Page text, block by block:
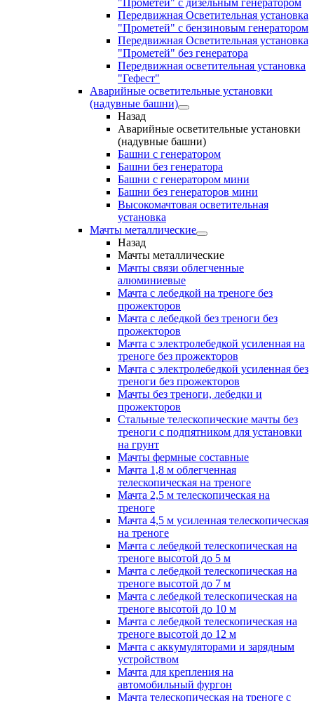
"Прометей" с дизельным генератором
Передвижная Осветительная установка
"Прометей" с бензиновым генератором
Передвижная Осветительная установка
"Прометей" без генератора
Передвижная осветительная установка
"Гефест"
Аварийные осветительные установки
(надувные башни)
Назад
Аварийные осветительные установки
(надувные башни)
Башни с генератором
Башни без генератора
Башни с генератором мини
Башни без генераторов мини
Высокомачтовая осветительная
установка
Мачты металлические
Назад
Мачты металлические
Мачты связи облегченные
алюминиевые
Мачта с лебедкой на треноге без
прожекторов
Мачта с лебедкой без треноги без
прожекторов
Мачта с электролебедкой усиленная на
треноге без прожекторов
Мачта с электролебедкой усиленная без
треноги без прожекторов
Мачты без треноги, лебедки и
прожекторов
Стальные телескопические мачты без
треноги с подпятником для установки
на грунт
Мачты фермные составные
Мачта 1,8 м облегченная
телескопическая на треноге
Мачта 2,5 м телескопическая на
треноге
Мачта 4,5 м усиленная телескопическая
на треноге
Мачта с лебедкой телескопическая на
треноге высотой до 5 м
Мачта с лебедкой телескопическая на
треноге высотой до 7 м
Мачта с лебедкой телескопическая на
треноге высотой до 10 м
Мачта с лебедкой телескопическая на
треноге высотой до 12 м
Мачта с аккумуляторами и зарядным
устройством
Мачта для крепления на
автомобильный фургон
Мачта телескопическая на треноге с